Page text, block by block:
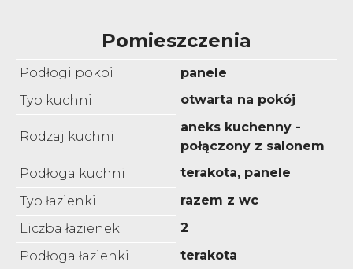
Pomieszczenia
Podłogi pokoi
panele
Typ kuchni
otwarta na pokój
Rodzaj kuchni
aneks kuchenny -
połączony z salonem
Podłoga kuchni
terakota, panele
Typ łazienki
razem z wc
Liczba łazienek
2
Podłoga łazienki
terakota